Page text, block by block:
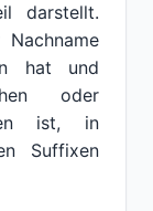
darstellt.
hat und
oder
ist, in
Suffixen